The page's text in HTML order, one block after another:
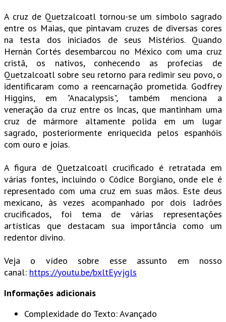
A cruz de Quetzalcoatl tornou-se um símbolo sagrado
entre os Maias, que pintavam cruzes de diversas cores
na testa dos iniciados de seus Mistérios. Quando
Hernán Cortés desembarcou no México com uma cruz
cristã, os nativos, conhecendo as profecias de
Quetzalcoatl sobre seu retorno para redimir seu povo, o
identificaram como a reencarnação prometida. Godfrey
Higgins, em "Anacalypsis", também menciona a
veneração da cruz entre os Incas, que mantinham uma
cruz de mármore altamente polida em um lugar
sagrado, posteriormente enriquecida pelos espanhóis
com ouro e joias.
A figura de Quetzalcoatl crucificado é retratada em
várias fontes, incluindo o Códice Borgiano, onde ele é
representado com uma cruz em suas mãos. Este deus
mexicano, às vezes acompanhado por dois ladrões
crucificados, foi tema de várias representações
artísticas que destacam sua importância como um
redentor divino.
Veja o vídeo sobre esse assunto em nosso
canal: https://youtu.be/bxltEyvjgls
Informações adicionais
Complexidade do Texto:Avançado